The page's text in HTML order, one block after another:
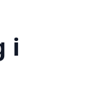
i